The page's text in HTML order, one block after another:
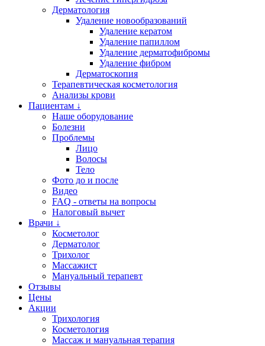
Дерматология
Удаление новообразований
Удаление кератом
Удаление папиллом
Удаление дерматофибромы
Удаление фибром
Дерматоскопия
Терапевтическая косметология
Анализы крови
Пациентам ↓
Наше оборудование
Болезни
Проблемы
Лицо
Волосы
Тело
Фото до и после
Видео
FAQ - ответы на вопросы
Налоговый вычет
Врачи ↓
Косметолог
Дерматолог
Трихолог
Массажист
Мануальный терапевт
Отзывы
Цены
Акции
Трихология
Косметология
Массаж и мануальная терапия